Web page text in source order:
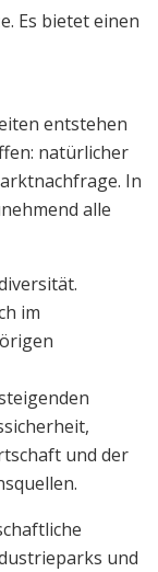
Es bietet einen
entstehen
natürlicher
In
alle
im
und der
und